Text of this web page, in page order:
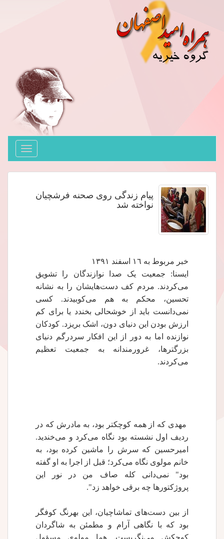
Toggle
پیام زندگی روی صحنه فرشچیان
نواخته شد
خبر مربوط به ١٦ اسفند ١٣٩١
ایسنا: جمعیت یک صدا نوازندگان را تشویق
می‌کردند. مردم کف دست‌هایشان را به نشانه
تحسین، محکم به هم می‌کوبیدند. کسی
نمی‌دانست باید از خوشحالی بخندد یا برای کم
ارزش بودن این دنیای دون، اشک بریزد. کودکان
نوازنده اما به دور از این افکار سردرگم دنیای
بزرگترها، غرورمندانه به جمعیت تعظیم
می‌کردند.
مهدی که از همه کوچکتر بود، به مادرش که در
ردیف اول نشسته بود نگاه می‌کرد و می‌خندید.
امیرحسین که سرش را ماشین کرده بود، به
خانم مولوی نگاه می‌کرد؛ قبل از اجرا به او گفته
بود" نمی‌دانی کله صاف من در نور این
پروژکتورها چه برقی خواهد زد".
از بین دست‌های تماشاچیان، این بهرنگ کوفگر
بود که با نگاهی آرام و مطمئن به شاگردان
کوچکش می‌نگریست. هما مولوی مسؤول